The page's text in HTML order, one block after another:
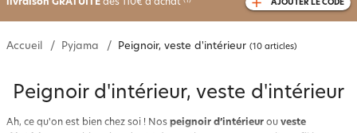
livraison GRATUITE dès 110€ d'achat
avec le code 750826
AJOUTER LE CODE
Accueil Pyjama Peignoir, veste d'intérieur (10 articles)
Peignoir d'intérieur, veste d'intérieur
Ah, ce qu'on est bien chez soi ! Nos peignoir d’intérieur ou veste